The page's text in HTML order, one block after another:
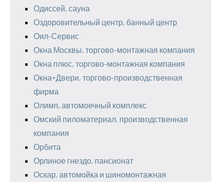
Одиссей, сауна
Оздоровительный центр, банный центр
Оил-Сервис
Окна Москвы, торгово-монтажная компания
Окна плюс, торгово-монтажная компания
Окна+Двери, торгово-производственная
фирма
Олимп, автомоечный комплекс
Омский пиломатериал, производственная
компания
Орбита
Орлиное гнездо, пансионат
Оскар, автомойка и шиномонтажная